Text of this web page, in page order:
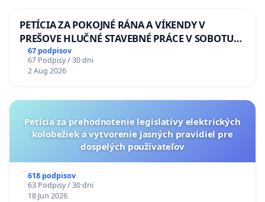
PETÍCIA ZA POKOJNÉ RÁNA A VÍKENDY V
PREŠOVE HLUČNÉ STAVEBNÉ PRÁCE V SOBOTU
LEN OD 9.00 DO 13.00 HOD., CEZ PRACOVNÝ
TÝŽDEŇ CIEĽ 8.00 – 18.00 HOD. A PRAVIDELNÁ
KONTROLA STAVBY C-AREA NA
67 podpisov
67 Podpisy / 30 dni
2 Aug 2026
Petícia za prehodnotenie legislatívy elektrických
kolobežiek a vytvorenie jasných pravidiel pre
dospelých používateľov
618 podpisov
63 Podpisy / 30 dni
18 Jun 2026